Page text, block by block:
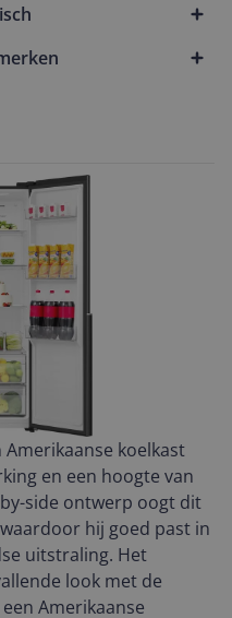
Amerikaanse koelkast
en een hoogte van
side ontwerp oogt dit
hij goed past in
uitstraling. Het
look met de
Amerikaanse